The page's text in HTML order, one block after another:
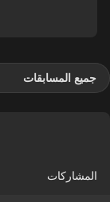
جميع المسابقات
المشاركات